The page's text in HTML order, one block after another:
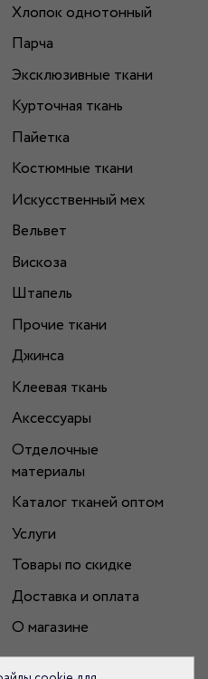
Хлопок однотонный
Парча
Эксклюзивные ткани
Курточная ткань
Пайетка
Костюмные ткани
Искусственный мех
Вельвет
Вискоза
Штапель
Прочие ткани
Джинса
Клеевая ткань
Аксессуары
Отделочные
материалы
Каталог тканей оптом
Услуги
Товары по скидке
Доставка и оплата
О магазине